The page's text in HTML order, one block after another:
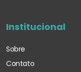
Institucional
Sobre
Contato